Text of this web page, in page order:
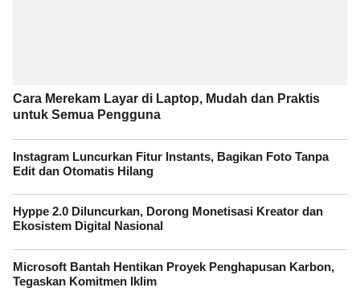
Cara Merekam Layar di Laptop, Mudah dan Praktis
untuk Semua Pengguna
Instagram Luncurkan Fitur Instants, Bagikan Foto Tanpa
Edit dan Otomatis Hilang
Hyppe 2.0 Diluncurkan, Dorong Monetisasi Kreator dan
Ekosistem Digital Nasional
Microsoft Bantah Hentikan Proyek Penghapusan Karbon,
Tegaskan Komitmen Iklim